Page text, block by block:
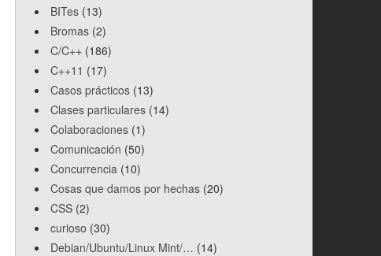
BITes (13)
Bromas (2)
C/C++ (186)
C++11 (17)
Casos prácticos (13)
Clases particulares (14)
Colaboraciones (1)
Comunicación (50)
Concurrencia (10)
Cosas que damos por hechas (20)
CSS (2)
curioso (30)
Debian/Ubuntu/Linux Mint/… (14)